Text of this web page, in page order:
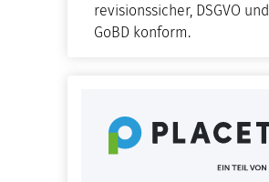
revisionssicher, DSGVO und
GoBD konform.